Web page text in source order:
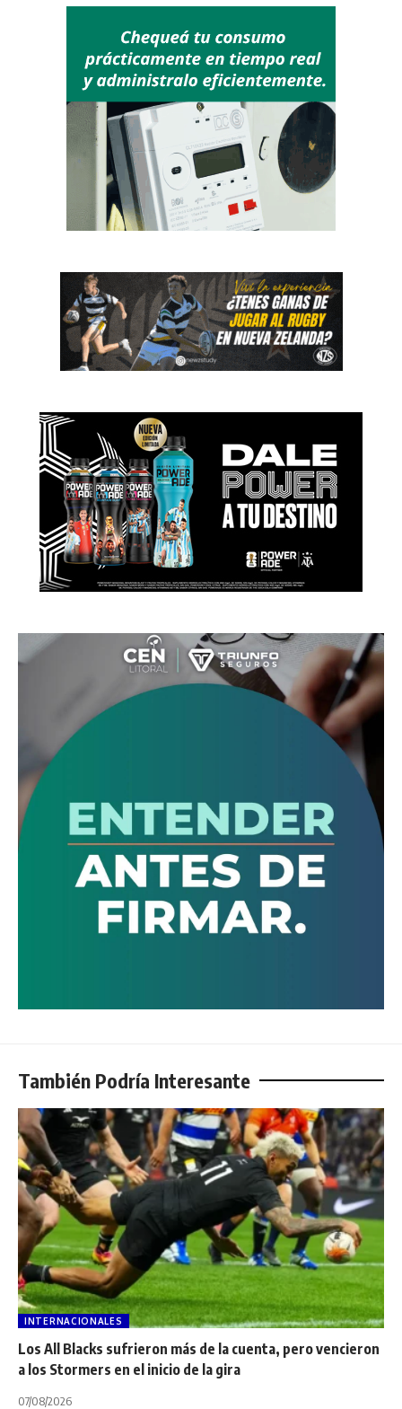
También Podría Interesante
INTERNACIONALES
Los All Blacks sufrieron más de la cuenta, pero vencieron
a los Stormers en el inicio de la gira
07/08/2026